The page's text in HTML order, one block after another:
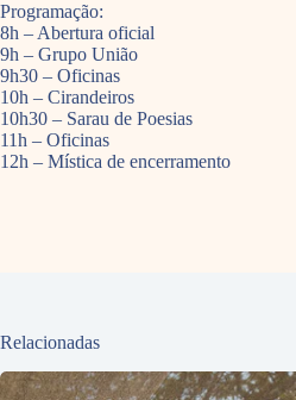
Programação:
8h – Abertura oficial
9h – Grupo União
9h30 – Oficinas
10h – Cirandeiros
10h30 – Sarau de Poesias
11h – Oficinas
12h – Mística de encerramento
Relacionadas